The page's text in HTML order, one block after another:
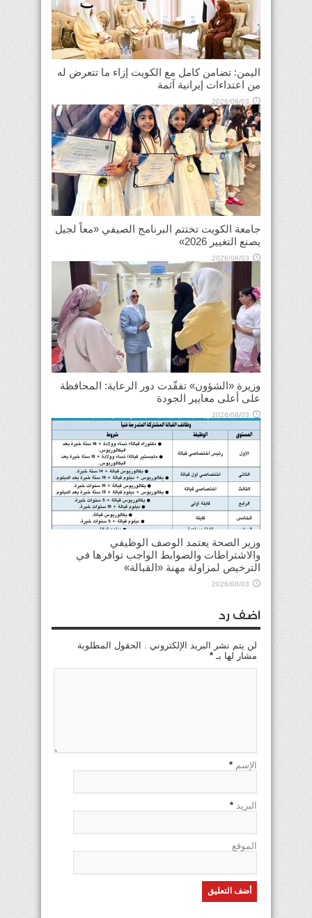
اليمن: تضامن كامل مع الكويت إزاء ما تتعرض له
من اعتداءات إيرانية آثمة
2026/08/03
جامعة الكويت تختتم البرنامج الصيفي «معاً لجيل
يصنع التغيير 2026»
2026/08/03
وزيرة «الشؤون» تفقّدت دور الرعاية: المحافظة
على أعلى معايير الجودة
2026/08/03
وزير الصحة يعتمد الوصف الوظيفي
والاشتراطات والضوابط الواجب توافرها في
الترخيص لمزاولة مهنة «القبالة»
2026/08/03
اضف رد
لن يتم نشر البريد الإلكتروني . الحقول المطلوبة
مشار لها بـ *
الإسم *
البريد *
الموقع